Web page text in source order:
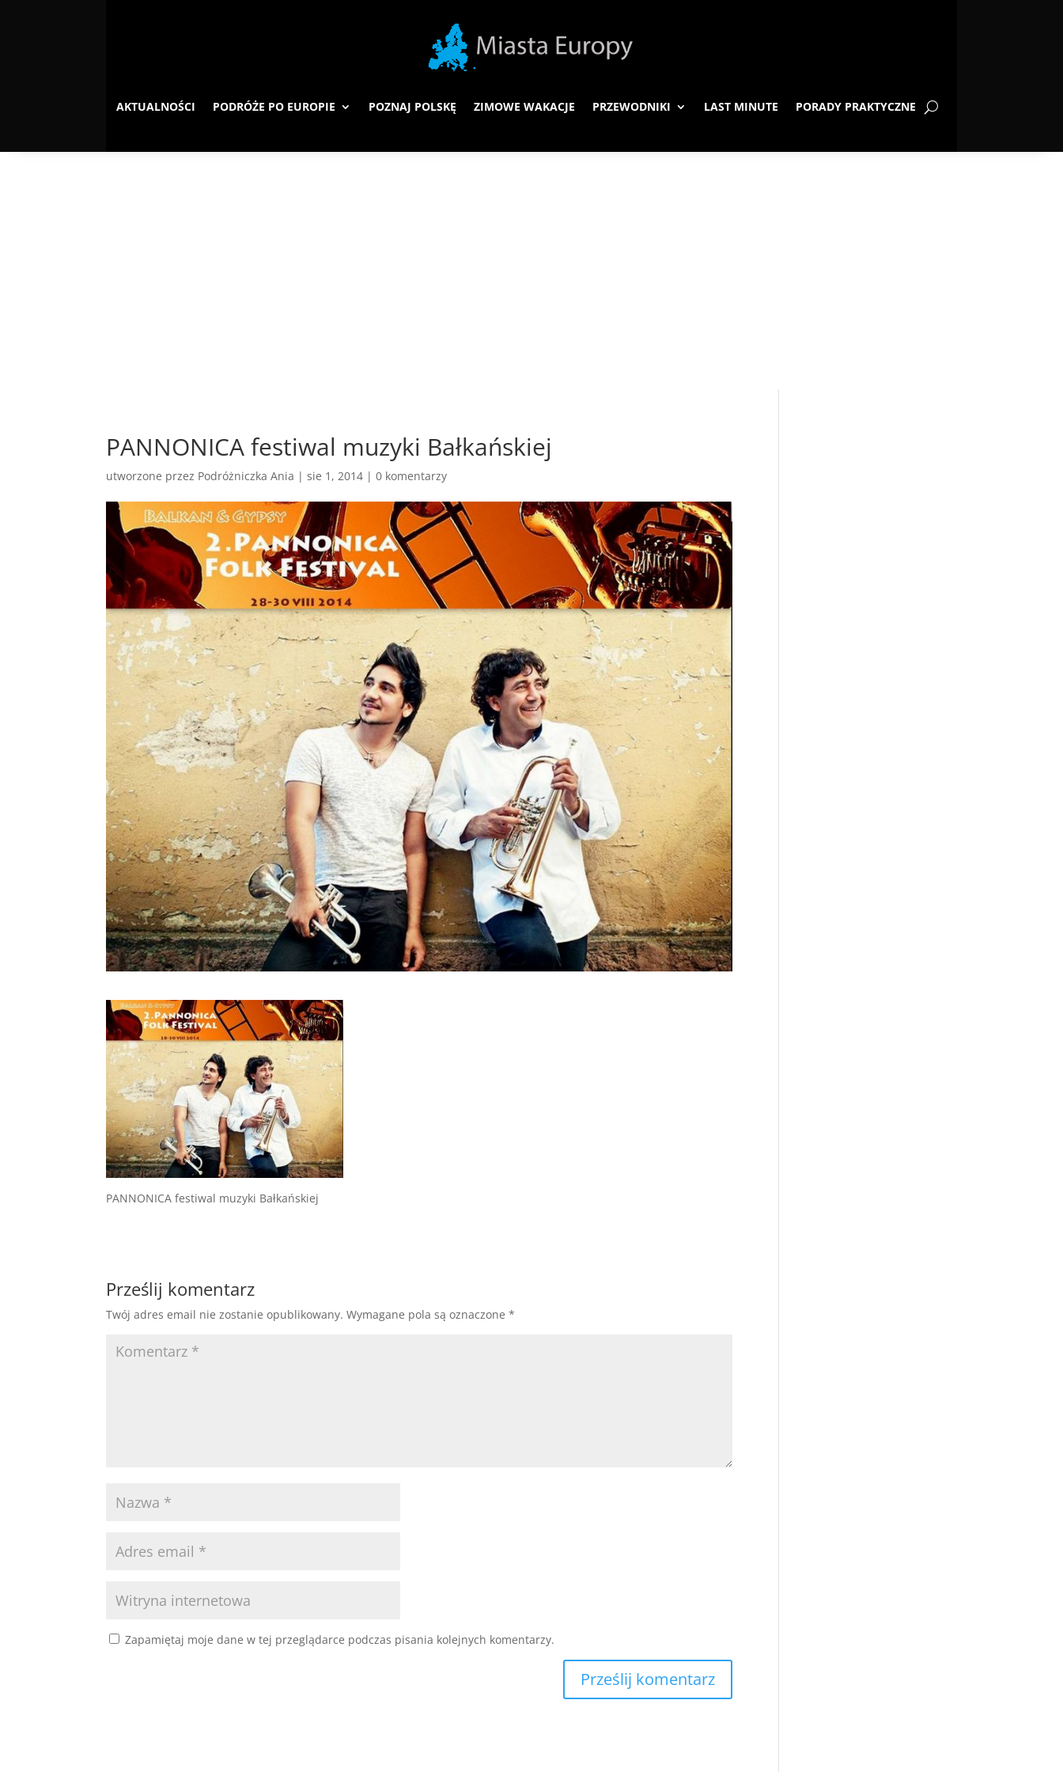
AKTUALNOŚCI PODRÓŻE PO EUROPIE POZNAJ POLSKĘ ZIMOWE WAKACJE PRZEWODNIKI LAST MINUTE PORADY PRAKTYCZNE
PANNONICA festiwal muzyki Bałkańskiej
utworzone przez Podróżniczka Ania |sie 1, 2014 |0 komentarzy
PANNONICA festiwal muzyki Bałkańskiej
Prześlij komentarz
Twój adres email nie zostanie opublikowany. Wymagane pola są oznaczone*
Zapamiętaj moje dane w tej przeglądarce podczas pisania kolejnych komentarzy.